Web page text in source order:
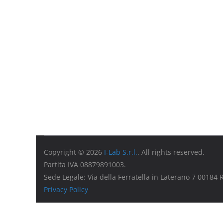
Copyright © 2026 I-Lab S.r.l.. All rights reserved.
Partita IVA 08879891003.
Sede Legale: Via della Ferratella in Laterano 7 00184
Privacy Policy